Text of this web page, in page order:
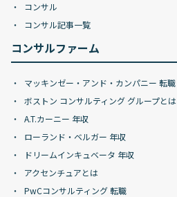
コンサル
コンサル記事一覧
コンサルファーム
マッキンゼー・アンド・カンパニー 転職
ボストン コンサルティング グループとは
A.T.カーニー 年収
ローランド・ベルガー 年収
ドリームインキュベータ 年収
アクセンチュアとは
PwCコンサルティング 転職